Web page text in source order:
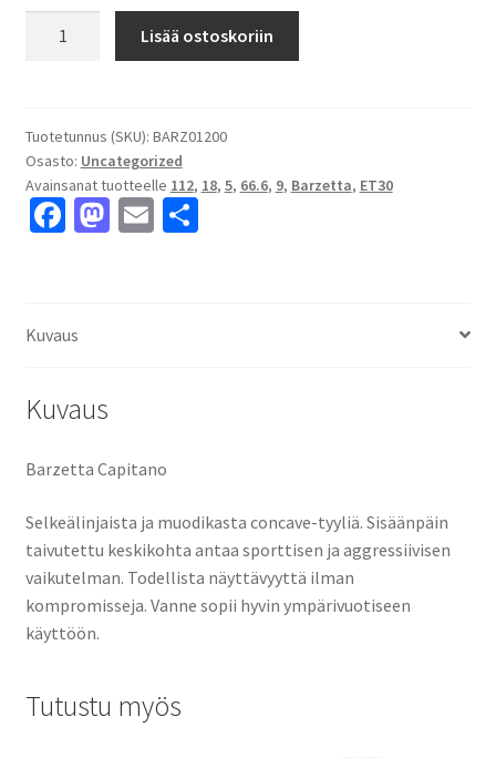
ET30
keskireikä:66.6
määrä
Lisää ostoskoriin
Tuotetunnus (SKU): BARZ01200
Osasto: Uncategorized
Avainsanat tuotteelle 112, 18, 5, 66.6, 9, Barzetta, ET30
Fa
o
o
M E S
Kuvaus
Kuvaus
Barzetta Capitano
Selkeälinjaista ja muodikasta concave-tyyliä. Sisäänpäin
taivutettu keskikohta antaa sporttisen ja aggressiivisen
vaikutelman. Todellista näyttävyyttä ilman
kompromisseja. Vanne sopii hyvin ympärivuotiseen
käyttöön.
Tutustu myös